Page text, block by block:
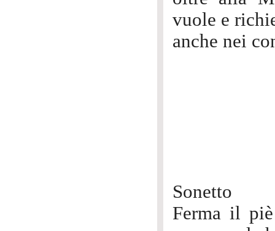
vuole e
anche nei
Sonetto
Ferma il